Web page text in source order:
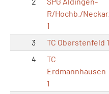
R/Hochb./Neckar.
1
3 TC Oberstenfeld 1
4
TC
Erdmannhausen
1